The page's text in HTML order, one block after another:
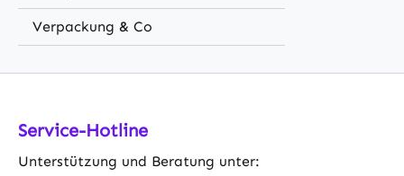
Verpackung & Co
Service-Hotline
Unterstützung und Beratung unter: